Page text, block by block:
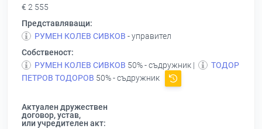
€ 2 555
Представляващи:
РУМЕН КОЛЕВ СИВКОВ - управител
Собственост:
РУМЕН КОЛЕВ СИВКОВ 50% - съдружник |
ТОДОР
ПЕТРОВ ТОДОРОВ 50% - съдружник
Актуален дружествен
договор, устав,
или учредителен акт: